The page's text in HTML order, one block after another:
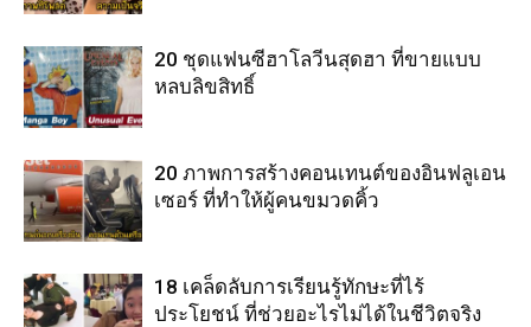
20 ชุดแฟนซีฮาโลวีนสุดฮา ที่ขายแบบ
หลบลิขสิทธิ์
20 ภาพการสร้างคอนเทนต์ของอินฟลูเอน
เซอร์ ที่ทำให้ผู้คนขมวดคิ้ว
18 เคล็ดลับการเรียนรู้ทักษะที่ไร้
ประโยชน์ ที่ช่วยอะไรไม่ได้ในชีวิตจริง